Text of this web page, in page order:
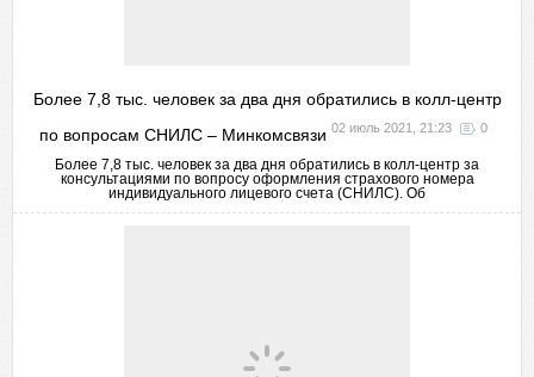
Более 7,8 тыс. человек за два дня обратились в колл-центр
по вопросам СНИЛС – Минкомсвязи 02 июль 2021, 21:23 0
Более 7,8 тыс. человек за два дня обратились в колл-центр за
консультациями по вопросу оформления страхового номера
индивидуального лицевого счета (СНИЛС). Об